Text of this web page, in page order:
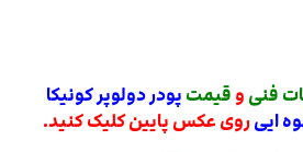
فنی و قیمت پودر دولوپر کونیکا
ایی روی عکس پایین کلیک کنید.